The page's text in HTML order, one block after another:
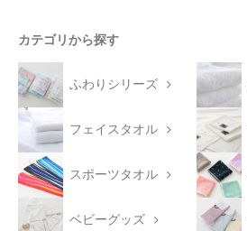
カテゴリから探す
ふわりシリーズ
フェイスタオル
スポーツタオル
ベビーグッズ